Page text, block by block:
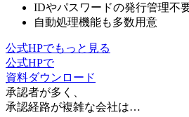
IDやパスワードの発行管理不
自動処理機能も多数用意
公式HPでもっと見る
公式HPで
資料ダウンロード
承認者が多く、
承認経路が複雑な会社は…